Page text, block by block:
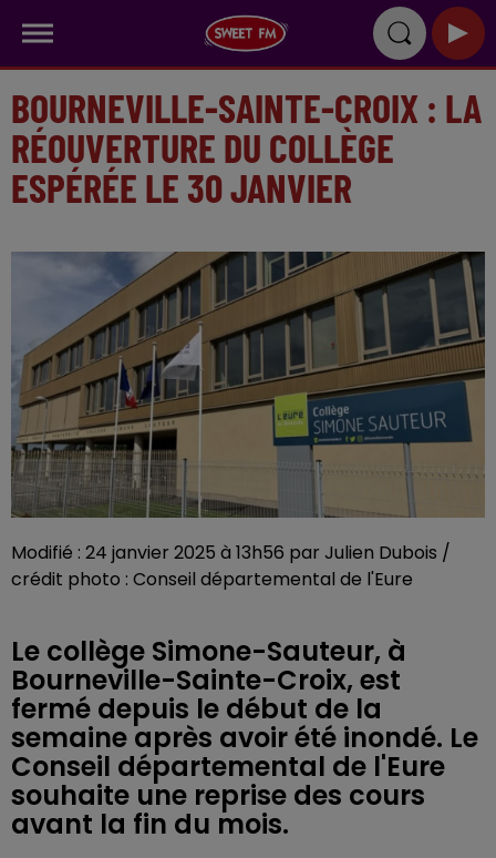
BOURNEVILLE-SAINTE-CROIX : LA
RÉOUVERTURE DU COLLÈGE
ESPÉRÉE LE 30 JANVIER
Modifié : 24 janvier 2025 à 13h56 par Julien Dubois /
crédit photo : Conseil départemental de l'Eure
Le collège Simone-Sauteur, à
Bourneville-Sainte-Croix, est
fermé depuis le début de la
semaine après avoir été inondé. Le
Conseil départemental de l'Eure
souhaite une reprise des cours
avant la fin du mois.